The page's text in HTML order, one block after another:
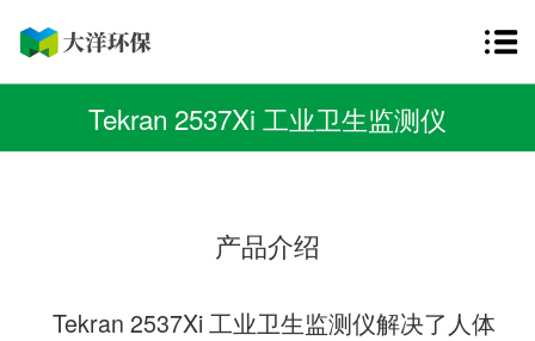
Tekran 2537Xi 工业卫生监测仪
产品介绍
Tekran 2537Xi 工业卫生监测仪解决了人体